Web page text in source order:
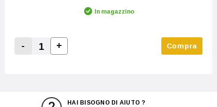
In magazzino
Decrease Quantity:
-
Increase Quantity:
+ Compra
HAI BISOGNO DI AIUTO ?